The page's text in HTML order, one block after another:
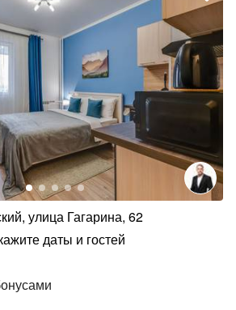
улица Гагарина, 62
даты и гостей